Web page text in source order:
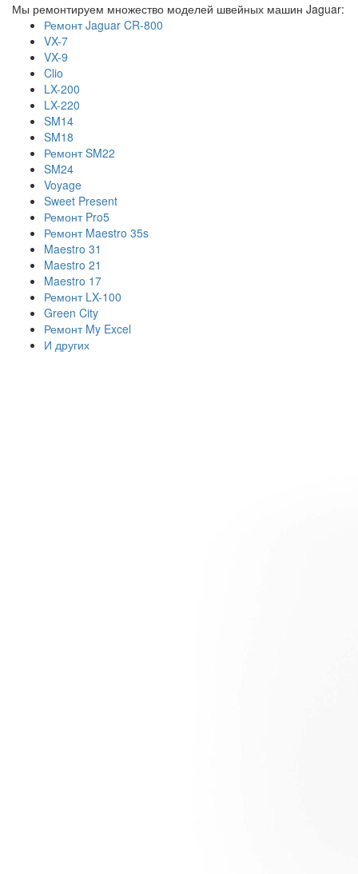
Мы ремонтируем множество моделей швейных машин Jaguar:
Ремонт Jaguar CR-800
VX-7
VX-9
Clio
LX-200
LX-220
SM14
SM18
Ремонт SM22
SM24
Voyage
Sweet Present
Ремонт Pro5
Ремонт Maestro 35s
Maestro 31
Maestro 21
Maestro 17
Ремонт LX-100
Green City
Ремонт My Excel
И других